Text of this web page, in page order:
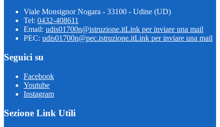
Viale Monsignor Nogara - 33100 - Udine (UD)
Tel: 0432-408611
Email: udis01700n@istruzione.itLink per inviare una mail
PEC: udis01700n@pec.istruzione.itLink per inviare una mail
Seguici su
Facebook
Youtube
Instagram
Sezione Link Utili